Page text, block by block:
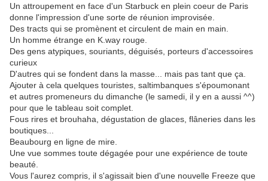
Un attroupement en face d'un Starbuck en plein coeur de Paris
donne l'impression d'une sorte de réunion improvisée.
Des tracts qui se promènent et circulent de main en main.
Un homme étrange en K.way rouge.
Des gens atypiques, souriants, déguisés, porteurs d'accessoires
curieux
D'autres qui se fondent dans la masse... mais pas tant que ça.
Ajouter à cela quelques touristes, saltimbanques s'époumonant
et autres promeneurs du dimanche (le samedi, il y en a aussi ^^)
pour que le tableau soit complet.
Fous rires et brouhaha, dégustation de glaces, flâneries dans les
boutiques...
Beaubourg en ligne de mire.
Une vue sommes toute dégagée pour une expérience de toute
beauté.
Vous l'aurez compris, il s'agissait bien d'une nouvelle Freeze que